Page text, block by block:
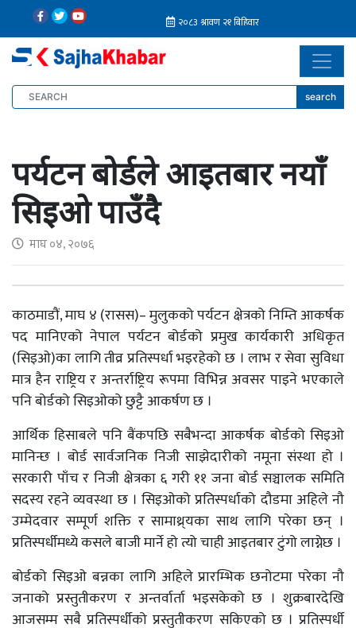
search
पर्यटन बोर्डले आइतबार नयाँ
सिइओ पाउँदै
माघ ०४, २०७६
काठमाडौं, माघ ४ (रासस)– मुलुकको पर्यटन क्षेत्रको निम्ति आकर्षक
पद मानिएको नेपाल पर्यटन बोर्डको प्रमुख कार्यकारी अधिकृत
(सिइओ)का लागि तीव्र प्रतिस्पर्धा भइरहेको छ । लाभ र सेवा सुविधा
मात्र हैन राष्ट्रिय र अन्तर्राष्ट्रिय रूपमा विभिन्न अवसर पाइने भएकाले
पनि बोर्डको सिइओको छुट्टै आकर्षण छ ।
आर्थिक हिसाबले पनि बैंकपछि सबैभन्दा आकर्षक बोर्डको सिइओ
मानिन्छ । बोर्ड सार्वजनिक निजी साझेदारीको नमूना संस्था हो ।
सरकारी पाँच र निजी क्षेत्रका ६ गरी ११ जना बोर्ड सञ्चालक समिति
सदस्य रहने व्यवस्था छ । सिइओको प्रतिस्पर्धाको दौडमा अहिले नौ
उम्मेदवार सम्पूर्ण शक्ति र सामाथ्र्यका साथ लागि परेका छन् ।
प्रतिस्पर्धीमध्ये कसले बाजी मार्ने हो त्यो चाही आइतबार टुंगो लाग्नेछ ।
बोर्डको सिइओ बन्नका लागि अहिले प्रारम्भिक छनोटमा परेका नौ
जनाको प्रस्तुतीकरण र अन्तर्वार्ता भइसकेको छ । शुक्रबारदेखि
आजसम्म सबै प्रतिस्पर्धीको प्रस्तुतीकरण सकिएको छ । प्रतिस्पर्धी